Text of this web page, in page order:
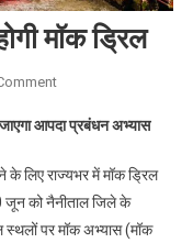
मॉक ड्रिल
On
के
क्षेत्रों
में
होगी
आपदा प्रबंधन अभ्यास
के लिए राज्यभर में मॉक ड्रिल
जून को नैनीताल जिले के
स्थलों पर मॉक अभ्यास (मॉक